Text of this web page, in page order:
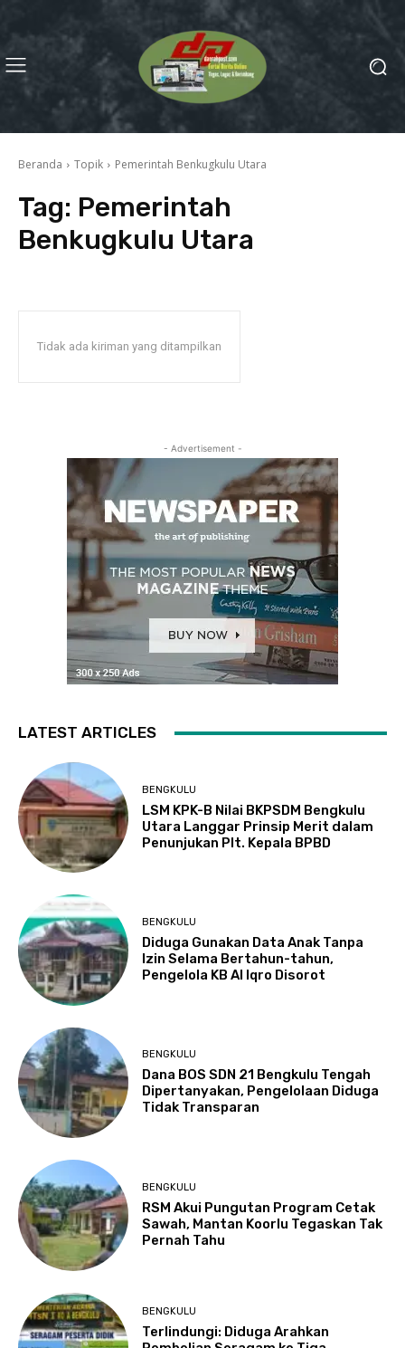
Beranda Topik Pemerintah Benkugkulu Utara
Tag: Pemerintah
Benkugkulu Utara
Tidak ada kiriman yang ditampilkan
- Advertisement -
LATEST ARTICLES
BENGKULU
LSM KPK-B Nilai BKPSDM Bengkulu
Utara Langgar Prinsip Merit dalam
Penunjukan Plt. Kepala BPBD
BENGKULU
Diduga Gunakan Data Anak Tanpa
Izin Selama Bertahun-tahun,
Pengelola KB Al Iqro Disorot
BENGKULU
Dana BOS SDN 21 Bengkulu Tengah
Dipertanyakan, Pengelolaan Diduga
Tidak Transparan
BENGKULU
RSM Akui Pungutan Program Cetak
Sawah, Mantan Koorlu Tegaskan Tak
Pernah Tahu
BENGKULU
Terlindungi: Diduga Arahkan